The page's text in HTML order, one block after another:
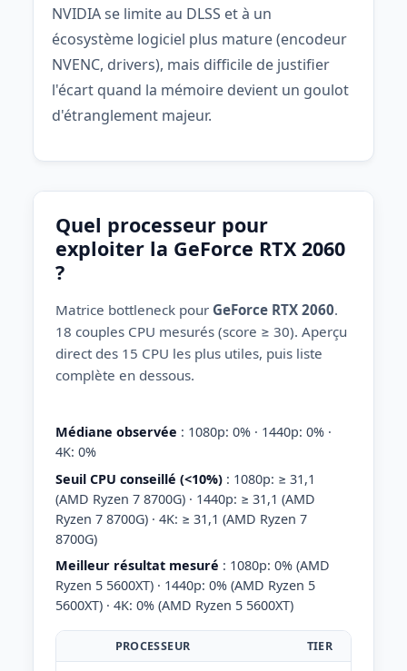
NVIDIA se limite au DLSS et à un
écosystème logiciel plus mature (encodeur
NVENC, drivers), mais difficile de justifier
l'écart quand la mémoire devient un goulot
d'étranglement majeur.
Quel processeur pour
exploiter la GeForce RTX 2060
?
Matrice bottleneck pour GeForce RTX 2060.
18 couples CPU mesurés (score ≥ 30). Aperçu
direct des 15 CPU les plus utiles, puis liste
complète en dessous.
Médiane observée : 1080p: 0% · 1440p: 0% ·
4K: 0%
Seuil CPU conseillé (<10%) : 1080p: ≥ 31,1
(AMD Ryzen 7 8700G) · 1440p: ≥ 31,1 (AMD
Ryzen 7 8700G) · 4K: ≥ 31,1 (AMD Ryzen 7
8700G)
Meilleur résultat mesuré : 1080p: 0% (AMD
Ryzen 5 5600XT) · 1440p: 0% (AMD Ryzen 5
5600XT) · 4K: 0% (AMD Ryzen 5 5600XT)
PROCESSEUR TIER